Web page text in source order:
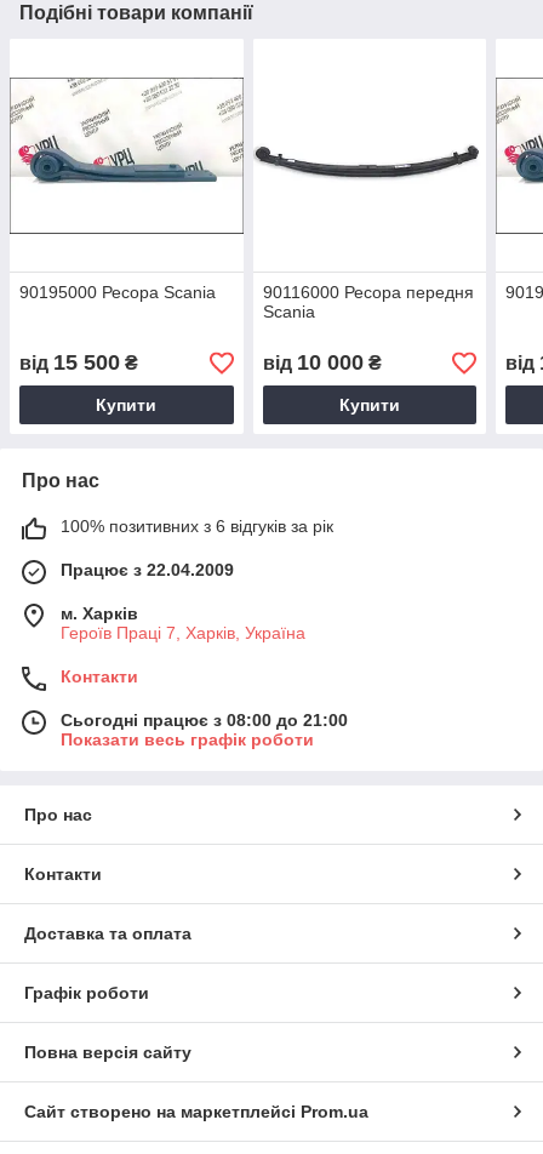
Подібні товари компанії
90195000 Ресора Scania
від 15 500 ₴
Купити
90116000 Ресора передня
Scania
від 10 000₴
Купити
від
Про нас
100% позитивних з 6 відгуків за рік
Працює з 22.04.2009
м. Харків
Героїв Праці 7, Харків, Україна
Контакти
Сьогодні працює з 08:00 до 21:00
Показати весь графік роботи
Про нас
Контакти
Доставка та оплата
Графік роботи
Повна версія сайту
Сайт створено на маркетплейсі Prom.ua